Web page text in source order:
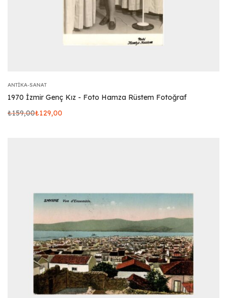
ANTIKA-SANAT
1970 İzmir Genç Kız - Foto Hamza Rüstem Fotoğraf
₺159,00₺129,00